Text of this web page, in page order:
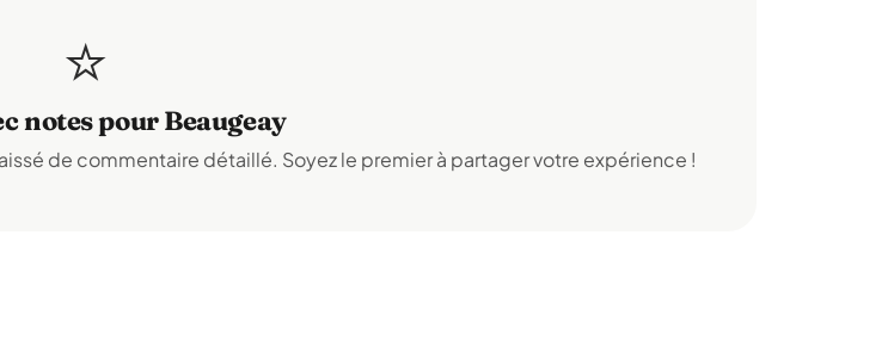
⭐
notes pour Beaugeay
de commentaire détaillé. Soyez le premier à partager votre expérience !